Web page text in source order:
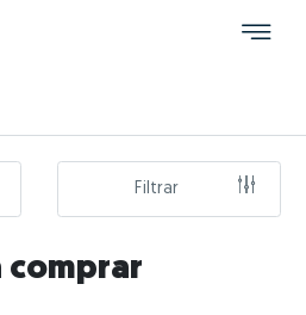
Filtrar
comprar